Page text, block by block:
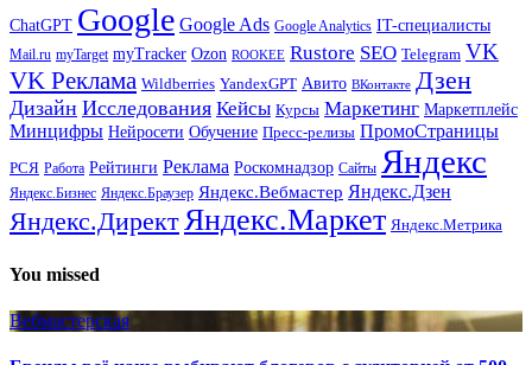
ChatGPT Google Google Ads Google Analytics IT-специалисты
Mail.ru myTarget myTracker Ozon ROOKEE Rustore SEO Telegram VK
VK Реклама Wildberries YandexGPT Авито ВКонтакте Дзен
Дизайн Исследования Кейсы Курсы Маркетинг Маркетплейс
Минцифры Нейросети Обучение Пресс-релизы ПромоСтраницы
РСЯ Работа Рейтинги Реклама Роскомнадзор Сайты Яндекс
Яндекс.Бизнес Яндекс.Браузер Яндекс.Вебмастер Яндекс.Дзен
Яндекс.ДиректЯндекс.Маркет Яндекс.Метрика
You missed
Вебмастерская